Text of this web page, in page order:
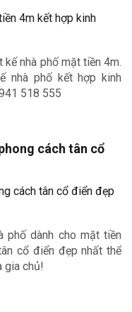
kế nhà phố mặt tiền 4m.
nhà phố kết hợp kinh
518 555
cách tân cổ
phố dành cho mặt tiền
cổ điển đẹp nhất thể
gia chủ!